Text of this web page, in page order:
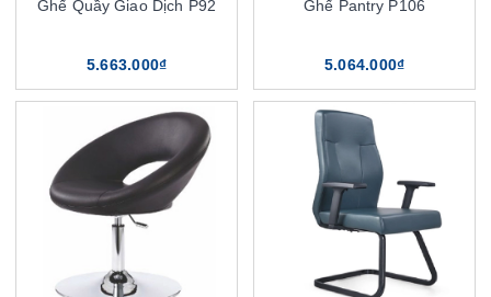
Ghế Quầy Giao Dịch P92
5.663.000₫
Ghế Pantry P106
5.064.000₫